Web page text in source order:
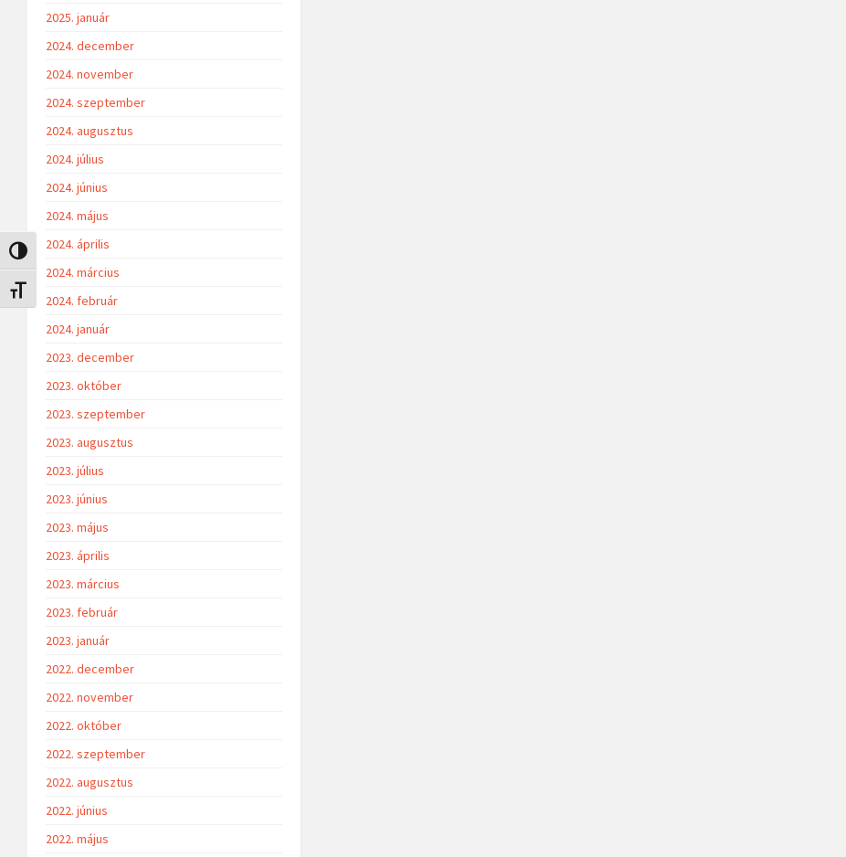
Nagy kontraszt váltása
Betűméret váltása
2025. január
2024. december
2024. november
2024. szeptember
2024. augusztus
2024. július
2024. június
2024. május
2024. április
2024. március
2024. február
2024. január
2023. december
2023. október
2023. szeptember
2023. augusztus
2023. július
2023. június
2023. május
2023. április
2023. március
2023. február
2023. január
2022. december
2022. november
2022. október
2022. szeptember
2022. augusztus
2022. június
2022. május